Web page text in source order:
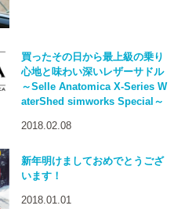
買ったその日から最上級の乗り
心地と味わい深いレザーサドル
～Selle Anatomica X-Series W
aterShed simworks Special～
2018.02.08
新年明けましておめでとうござ
います！
2018.01.01